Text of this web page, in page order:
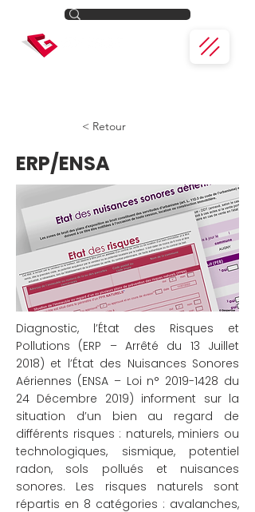
< Retour
ERP/ENSA
Diagnostic, l’État des Risques et
Pollutions (ERP – Arrêté du 13 Juillet
2018) et l’État des Nuisances Sonores
Aériennes (ENSA – Loi n° 2019-1428 du
24 Décembre 2019) informent sur la
situation d’un bien au regard de
différents risques : naturels, miniers ou
technologiques, sismique, potentiel
radon, sols pollués et nuisances
sonores. Les risques naturels sont
répartis en 8 catégories : avalanches,